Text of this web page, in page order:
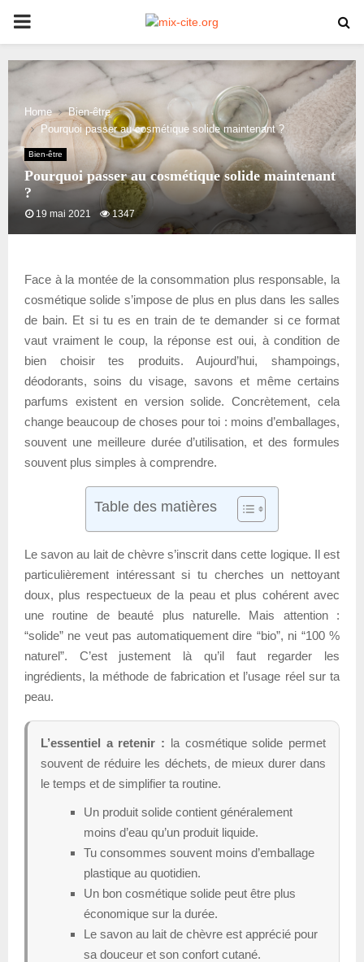
PRIMARY
MENU
Home
Bien-être
Pourquoi passer au cosmétique solide maintenant ?
Bien-être
Pourquoi passer au cosmétique solide maintenant
?
19 mai 2021 1347
Face à la montée de la consommation plus responsable, la
cosmétique solide s’impose de plus en plus dans les salles
de bain. Et si tu es en train de te demander si ce format
vaut vraiment le coup, la réponse est oui, à condition de
bien choisir tes produits. Aujourd’hui, shampoings,
déodorants, soins du visage, savons et même certains
parfums existent en version solide. Concrètement, cela
change beaucoup de choses pour toi : moins d’emballages,
souvent une meilleure durée d’utilisation, et des formules
souvent plus simples à comprendre.
Table des matières
Le savon au lait de chèvre s’inscrit dans cette logique. Il est
particulièrement intéressant si tu cherches un nettoyant
doux, plus respectueux de la peau et plus cohérent avec
une routine de beauté plus naturelle. Mais attention :
“solide” ne veut pas automatiquement dire “bio”, ni “100 %
naturel”. C’est justement là qu’il faut regarder les
ingrédients, la méthode de fabrication et l’usage réel sur ta
peau.
L’essentiel a retenir : la cosmétique solide permet
souvent de réduire les déchets, de mieux durer dans
le temps et de simplifier ta routine.
Un produit solide contient généralement
moins d’eau qu’un produit liquide.
Tu consommes souvent moins d’emballage
plastique au quotidien.
Un bon cosmétique solide peut être plus
économique sur la durée.
Le savon au lait de chèvre est apprécié pour
sa douceur et son confort cutané.